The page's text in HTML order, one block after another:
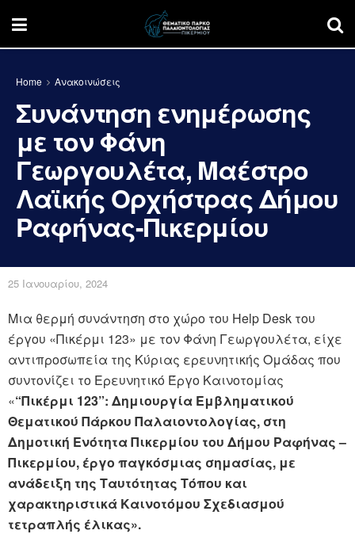
Home Ανακοινώσεις
Συνάντηση ενημέρωσης
με τον Φάνη
Γεωργουλέτα, Μαέστρο
Λαϊκής Ορχήστρας Δήμου
Ραφήνας-Πικερμίου
25 Ιανουαρίου, 2024
Μια θερμή συνάντηση στο χώρο του Help Desk του
έργου «Πικέρμι 123» με τον Φάνη Γεωργουλέτα, είχε
αντιπροσωπεία της Κύριας ερευνητικής Ομάδας που
συντονίζει το Ερευνητικό Έργο Καινοτομίας
«“Πικέρμι 123”: Δημιουργία Εμβληματικού
Θεματικού Πάρκου Παλαιοντολογίας, στη
Δημοτική Ενότητα Πικερμίου του Δήμου Ραφήνας –
Πικερμίου, έργο παγκόσμιας σημασίας, με
ανάδειξη της Ταυτότητας Τόπου και
χαρακτηριστικά Καινοτόμου Σχεδιασμού
τετραπλής έλικας».